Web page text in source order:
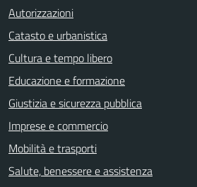
Autorizzazioni
Catasto e urbanistica
Cultura e tempo libero
Educazione e formazione
Giustizia e sicurezza pubblica
Imprese e commercio
Mobilità e trasporti
Salute, benessere e assistenza